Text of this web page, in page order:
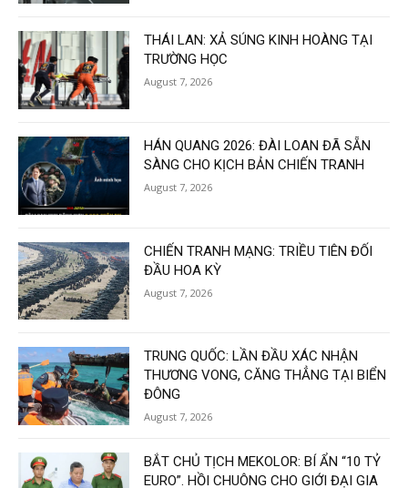
THÁI LAN: XẢ SÚNG KINH HOÀNG TẠI
TRƯỜNG HỌC
August 7, 2026
HÁN QUANG 2026: ĐÀI LOAN ĐÃ SẴN
SÀNG CHO KỊCH BẢN CHIẾN TRANH
August 7, 2026
CHIẾN TRANH MẠNG: TRIỀU TIÊN ĐỐI
ĐẦU HOA KỲ
August 7, 2026
TRUNG QUỐC: LẦN ĐẦU XÁC NHẬN
THƯƠNG VONG, CĂNG THẲNG TẠI BIỂN
ĐÔNG
August 7, 2026
BẮT CHỦ TỊCH MEKOLOR: BÍ ẨN “10 TỶ
EURO”. HỒI CHUÔNG CHO GIỚI ĐẠI GIA